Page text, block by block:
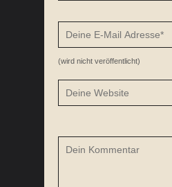
(wird nicht veröffentlicht)